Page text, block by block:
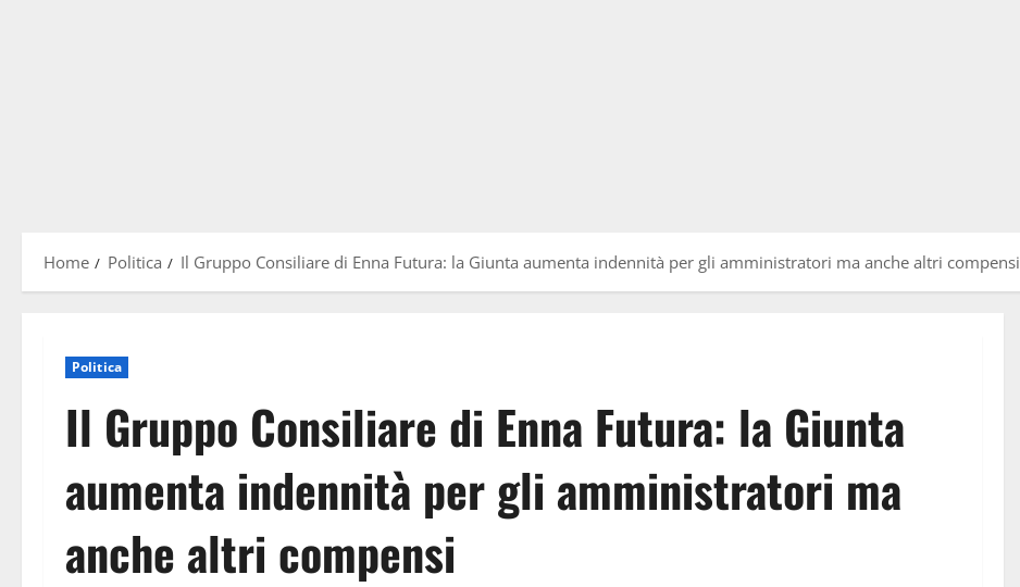
Home Politica Il Gruppo Consiliare di Enna Futura: la Giunta aumenta indennità per gli amministratori ma anche altri compensi
Politica
Il Gruppo Consiliare di Enna Futura: la Giunta
aumenta indennità per gli amministratori ma
anche altri compensi